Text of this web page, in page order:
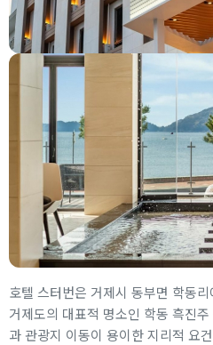
호텔 스터번은 거제시 동부면 학동
거제도의 대표적 명소인 학동 흑진
과 관광지 이동이 용이한 지리적 요